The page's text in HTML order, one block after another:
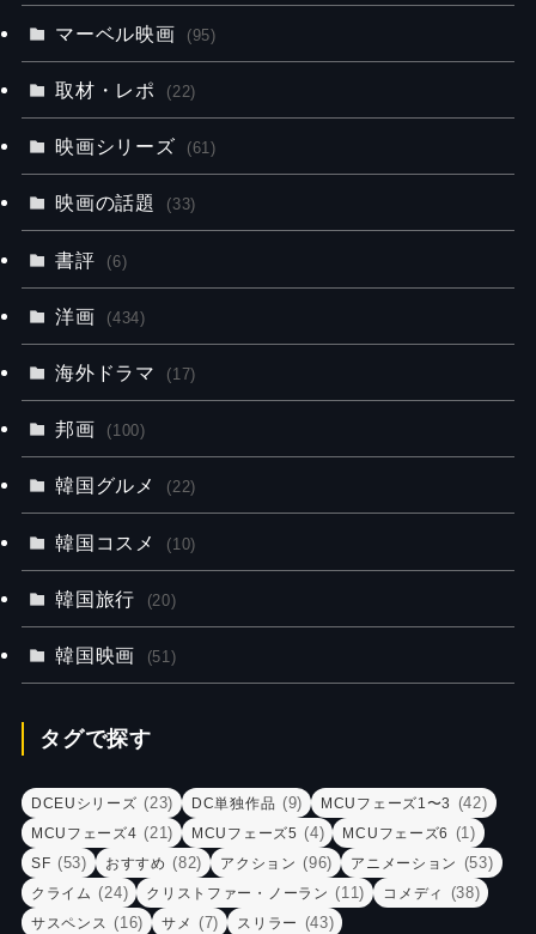
マーベル映画 (95)
取材・レポ (22)
映画シリーズ (61)
映画の話題 (33)
書評 (6)
洋画 (434)
海外ドラマ (17)
邦画 (100)
韓国グルメ (22)
韓国コスメ (10)
韓国旅行 (20)
韓国映画 (51)
タグで探す
DCEUシリーズ (23) DC単独作品 (9) MCUフェーズ1〜3 (42)
MCUフェーズ4 (21) MCUフェーズ5 (4) MCUフェーズ6 (1)
SF (53) おすすめ (82) アクション (96) アニメーション (53)
クライム (24) クリストファー・ノーラン (11) コメディ (38)
サスペンス (16) サメ (7) スリラー (43)